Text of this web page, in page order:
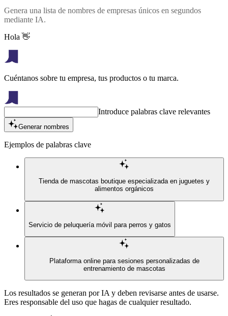
Genera una lista de nombres de empresas únicos en segundos
mediante IA.
Hola 👋
Cuéntanos sobre tu empresa, tus productos o tu marca.
Introduce palabras clave relevantes
Generar nombres
Ejemplos de palabras clave
Tienda de mascotas boutique especializada en juguetes y
alimentos orgánicos
Servicio de peluquería móvil para perros y gatos
Plataforma online para sesiones personalizadas de
entrenamiento de mascotas
Los resultados se generan por IA y deben revisarse antes de usarse.
Eres responsable del uso que hagas de cualquier resultado.